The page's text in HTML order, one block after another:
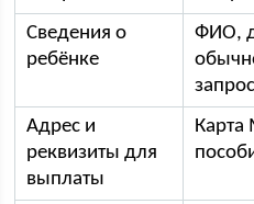
Сведения о
ребёнке
ФИО,
Адрес и
реквизиты для
выплаты
Карта